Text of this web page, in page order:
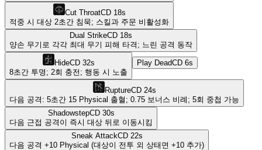
Cut ThroatCD 18s
적중 시 대상 2초간 침묵; 스킬과 주문 비활성화
Dual StrikeCD 18s
양손 무기로 각각 최대 무기 피해 타격; 느린 공격 동작
HideCD 32s
8초간 투명; 2회 충전; 행동 시 노출
Play DeadCD 6s
RuptureCD 24s
다음 공격: 5초간 15 Physical 출혈; 0.75 보너스 비례; 5회 중첩 가능
ShadowstepCD 30s
다음 근접 공격이 즉시 대상 뒤로 이동시킴
Sneak AttackCD 22s
다음 공격 +10 Physical (대상이 전투 외 상태면 +10 추가)